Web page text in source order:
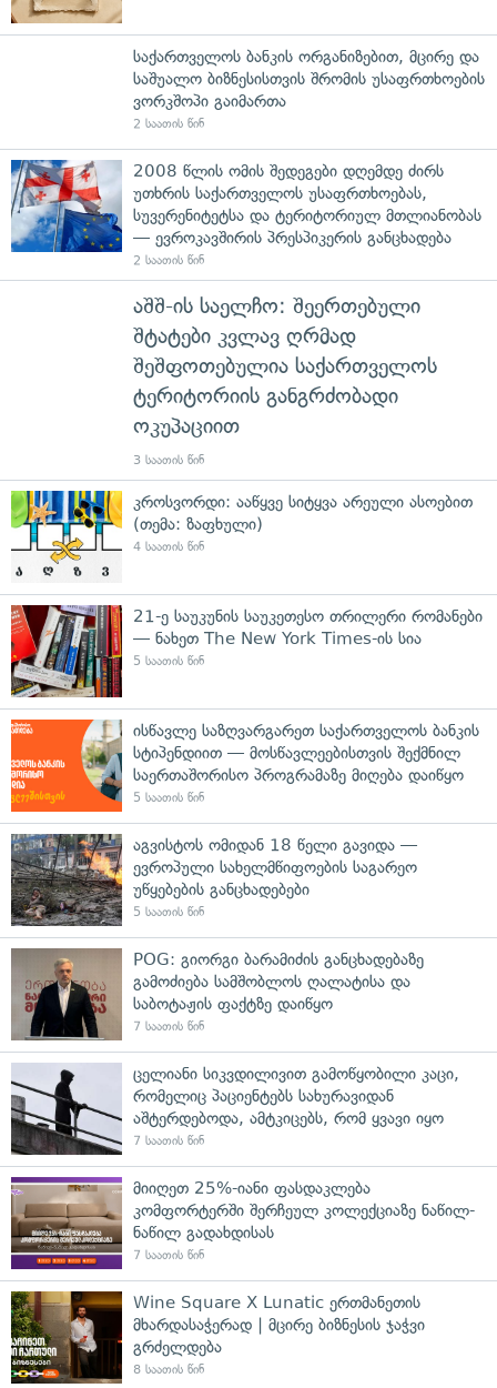
საქართველოს ბანკის ორგანიზებით, მცირე და
საშუალო ბიზნესისთვის შრომის უსაფრთხოების
ვორკშოპი გაიმართა
2 საათის წინ
2008 წლის ომის შედეგები დღემდე ძირს
უთხრის საქართველოს უსაფრთხოებას,
სუვერენიტეტსა და ტერიტორიულ მთლიანობას
— ევროკავშირის პრესპიკერის განცხადება
2 საათის წინ
აშშ-ის საელჩო: შეერთებული
შტატები კვლავ ღრმად
შეშფოთებულია საქართველოს
ტერიტორიის განგრძობადი
ოკუპაციით
3 საათის წინ
კროსვორდი: ააწყვე სიტყვა არეული ასოებით
(თემა: ზაფხული)
4 საათის წინ
21-ე საუკუნის საუკეთესო თრილერი რომანები
— ნახეთ The New York Times-ის სია
5 საათის წინ
ისწავლე საზღვარგარეთ საქართველოს ბანკის
სტიპენდიით — მოსწავლეებისთვის შექმნილ
საერთაშორისო პროგრამაზე მიღება დაიწყო
5 საათის წინ
აგვისტოს ომიდან 18 წელი გავიდა —
ევროპული სახელმწიფოების საგარეო
უწყებების განცხადებები
5 საათის წინ
POG: გიორგი ბარამიძის განცხადებაზე
გამოძიება სამშობლოს ღალატისა და
საბოტაჟის ფაქტზე დაიწყო
7 საათის წინ
ცელიანი სიკვდილივით გამოწყობილი კაცი,
რომელიც პაციენტებს სახურავიდან
აშტერდებოდა, ამტკიცებს, რომ ყვავი იყო
7 საათის წინ
მიიღეთ 25%-იანი ფასდაკლება
კომფორტერში შერჩეულ კოლექციაზე ნაწილ-
ნაწილ გადახდისას
7 საათის წინ
Wine Square X Lunatic ერთმანეთის
მხარდასაჭერად | მცირე ბიზნესის ჯაჭვი
გრძელდება
8 საათის წინ